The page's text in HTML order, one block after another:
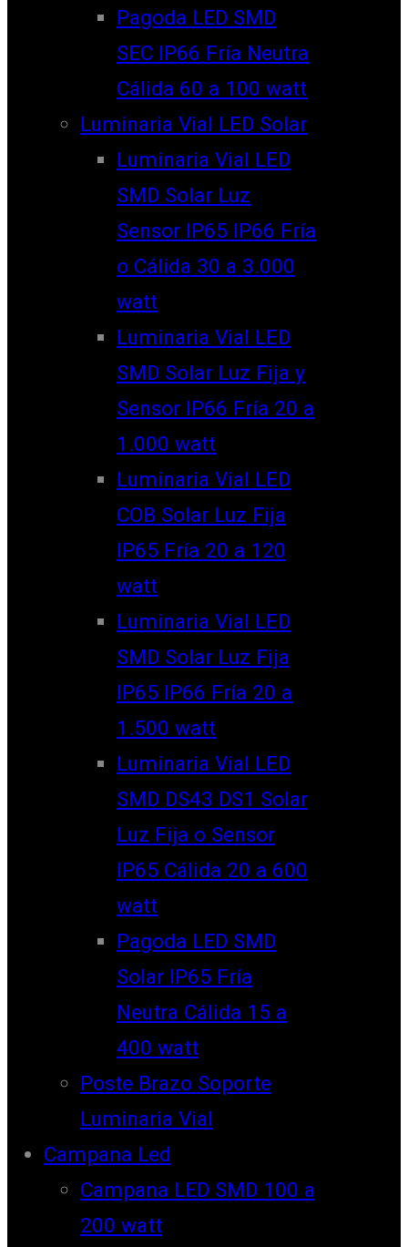
Pagoda LED SMD
SEC IP66 Fría Neutra
Cálida 60 a 100 watt
Luminaria Vial LED Solar
Luminaria Vial LED
SMD Solar Luz
Sensor IP65 IP66 Fría
o Cálida 30 a 3.000
watt
Luminaria Vial LED
SMD Solar Luz Fija y
Sensor IP66 Fría 20 a
1.000 watt
Luminaria Vial LED
COB Solar Luz Fija
IP65 Fría 20 a 120
watt
Luminaria Vial LED
SMD Solar Luz Fija
IP65 IP66 Fría 20 a
1.500 watt
Luminaria Vial LED
SMD DS43 DS1 Solar
Luz Fija o Sensor
IP65 Cálida 20 a 600
watt
Pagoda LED SMD
Solar IP65 Fría
Neutra Cálida 15 a
400 watt
Poste Brazo Soporte
Luminaria Vial
Campana Led
Campana LED SMD 100 a
200 watt